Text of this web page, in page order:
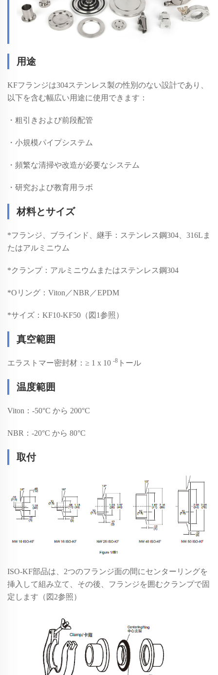
用途
KFフランジは304ステンレス製の性別のない設計であり、
以下を含む幅広い用途に使用できます：
・粗引きおよび前段配管
・小規模パイプシステム
・頻繁な清掃や改造が必要なシステム
・研究および教育用ラボ
材料とサイズ
*フランジ、ブラインド、継手：ステンレス鋼304、316Lま
たはアルミニウム
*クランプ：アルミニウムまたはステンレス鋼304
*Oリング：Viton／NBR／EPDM
*サイズ：KF10-KF50（図1参照）
真空範囲
エラストマー密封材：≥ 1 x 10 -8 トール
温度範囲
Viton：-50°C から 200°C
NBR：-20°C から 80°C
取付
ISO-KF部品は、2つのフランジ面の間にセンターリングを
挿入して組み立て、その後、フランジを囲むクランプで固
定します（図2参照）